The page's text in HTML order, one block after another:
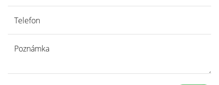
Telefon
Poznámka